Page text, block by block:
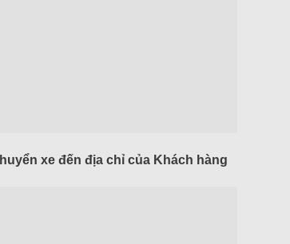
xe đến địa chỉ của Khách hàng